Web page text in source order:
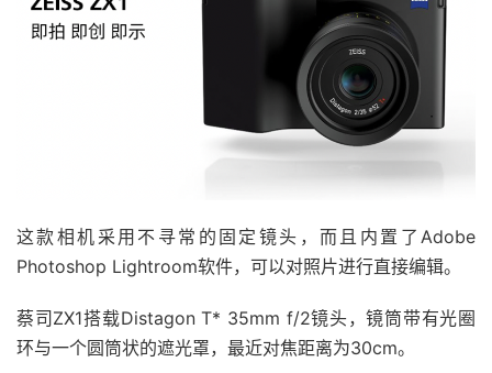
这款相机采用不寻常的固定镜头，而且内置了Adobe
Photoshop Lightroom软件，可以对照片进行直接编辑。
蔡司ZX1搭载Distagon T* 35mm f/2镜头，镜筒带有光圈
环与一个圆筒状的遮光罩，最近对焦距离为30cm。